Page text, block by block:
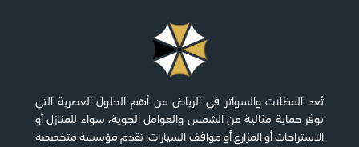
تُعد المظلات والسواتر في الرياض من أهم الحلول العصرية التي
توفر حماية مثالية من الشمس والعوامل الجوية، سواء للمنازل أو
الاستراحات أو المزارع أو مواقف السيارات. تقدم مؤسسة متخصصة